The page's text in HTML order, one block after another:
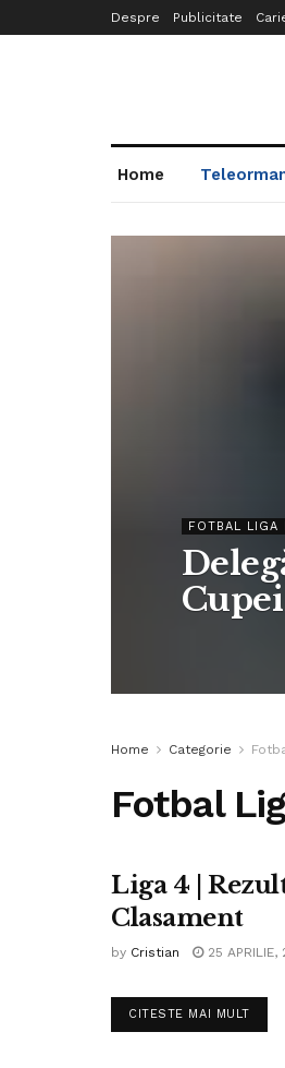
Despre Publicitate
Home
FOTBAL LIGA
Home Categorie
Fotbal
FOTBAL LIGA IV
Liga 4 |
Clasament
by Cristian 25 APRILIE,
CITESTE MAI MULT